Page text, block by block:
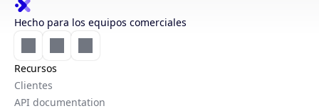
Hecho para los equipos comerciales
Recursos
Clientes
API documentation